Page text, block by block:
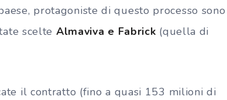
protagoniste di questo processo sono
scelte Almaviva e Fabrick (quella di
il contratto (fino a quasi 153 milioni di